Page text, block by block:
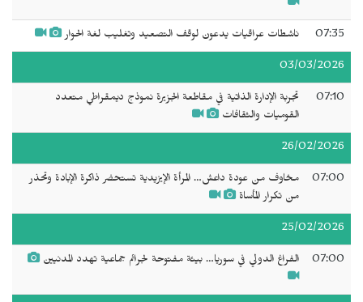
07:35 ناشطات عراقيات يدعون لوقف التصعيد وتغليب لغة الحوار
03/03/2026
07:10
تجربة الإدارة الذاتية في مقاطعة الجزيرة نموذج ديمقراطي متعدد
القوميات والثقافات
26/02/2026
07:00
مخاوف من عودة داعش… المرأة الإيزيدية تستحضر ذاكرة الإبادة وتحذر
من تكرار المأساة
25/02/2026
07:00 الفراغ الدولي في سوريا… بيئة مفتوحة لجرائم جماعية تهدد المدنيين